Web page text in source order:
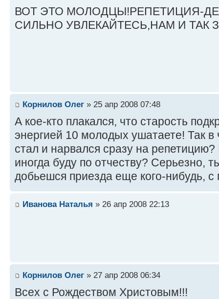
ВОТ ЭТО МОЛОДЦЫ!РЕПЕТИЦИЯ-
СИЛЬНО УВЛЕКАЙТЕСЬ,НАМ И ТАК
Корнилов Олег » 25 апр 2008 07:48
А кое-кто плакался, что старость
энергией 10 молодых ушатаете! Так
стал и нарвался сразу на
иногда буду по отчеству? Серьезно,
добьешся приезда еще кого-нибудь, с
Иванова Наталья » 26 апр 2008 22:13
Корнилов Олег » 27 апр 2008 06:34
Всех с Рождеством Христовым!!!